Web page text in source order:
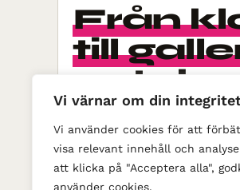
Vi värnar om din
Vi använder cookies för att
visa relevant innehåll och
att klicka på "Acceptera alla",
använder cookies.
Från
till
s väg in